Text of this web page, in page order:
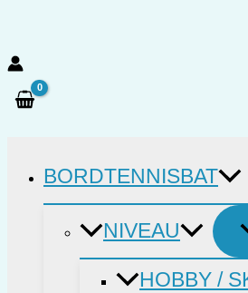
BORDTENNISBAT
NIVEAU
HOBBY /